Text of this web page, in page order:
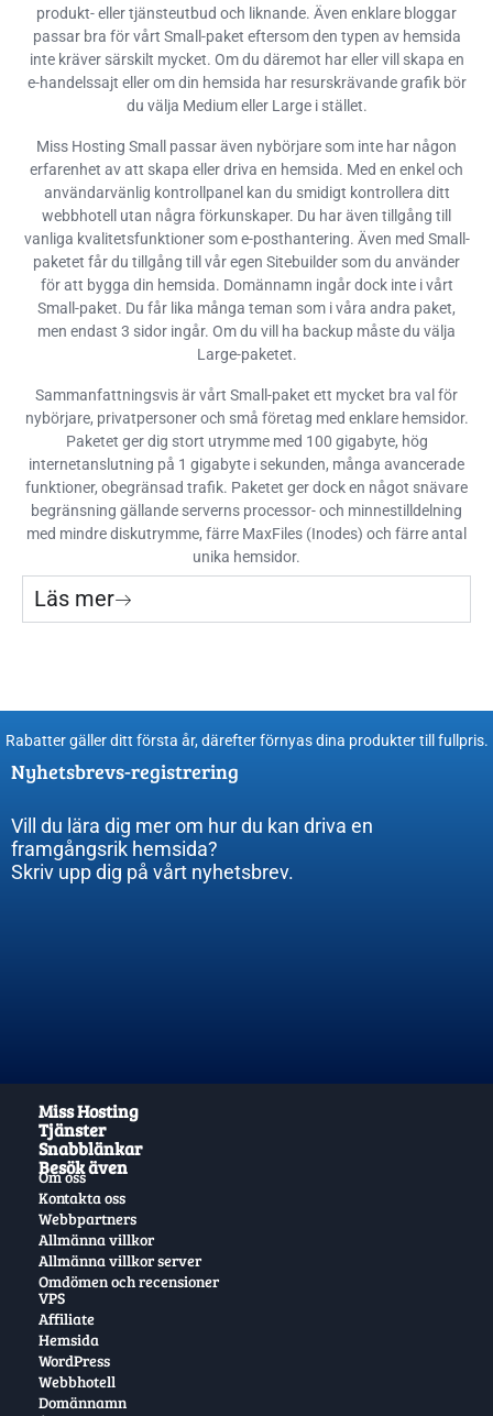
produkt- eller tjänsteutbud och liknande. Även enklare bloggar
passar bra för vårt Small-paket eftersom den typen av hemsida
inte kräver särskilt mycket. Om du däremot har eller vill skapa en
e-handelssajt eller om din hemsida har resurskrävande grafik bör
du välja Medium eller Large i stället.
Miss Hosting Small passar även nybörjare som inte har någon
erfarenhet av att skapa eller driva en hemsida. Med en enkel och
användarvänlig kontrollpanel kan du smidigt kontrollera ditt
webbhotell utan några förkunskaper. Du har även tillgång till
vanliga kvalitetsfunktioner som e-posthantering. Även med Small-
paketet får du tillgång till vår egen Sitebuilder som du använder
för att bygga din hemsida. Domännamn ingår dock inte i vårt
Small-paket. Du får lika många teman som i våra andra paket,
men endast 3 sidor ingår. Om du vill ha backup måste du välja
Large-paketet.
Sammanfattningsvis är vårt Small-paket ett mycket bra val för
nybörjare, privatpersoner och små företag med enklare hemsidor.
Paketet ger dig stort utrymme med 100 gigabyte, hög
internetanslutning på 1 gigabyte i sekunden, många avancerade
funktioner, obegränsad trafik. Paketet ger dock en något snävare
begränsning gällande serverns processor- och minnestilldelning
med mindre diskutrymme, färre MaxFiles (Inodes) och färre antal
unika hemsidor.
Läs mer
Rabatter gäller ditt första år, därefter förnyas dina produkter till fullpris​.
Nyhetsbrevs-registrering
Vill du lära dig mer om hur du kan driva en
framgångsrik hemsida?
Skriv upp dig på vårt nyhetsbrev.
Miss Hosting
Tjänster
Snabblänkar
Besök även
Om oss
Kontakta oss
Webbpartners
Allmänna villkor
Allmänna villkor server
Omdömen och recensioner
VPS
Affiliate
Hemsida
WordPress
Webbhotell
Domännamn